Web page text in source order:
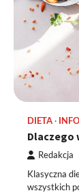
DIETA
Dlaczego
Redakcja
Klasyczna
wszystkich